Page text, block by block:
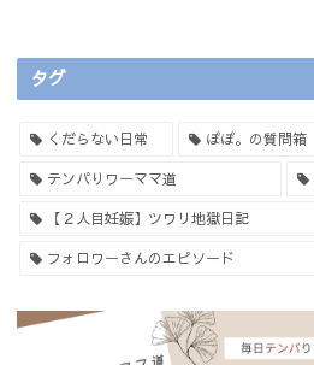
タグ
くだらない日常 ぽぽ。の質問箱
テンパりワーママ道
【２人目妊娠】ツワリ地獄日記
フォロワーさんのエピソード